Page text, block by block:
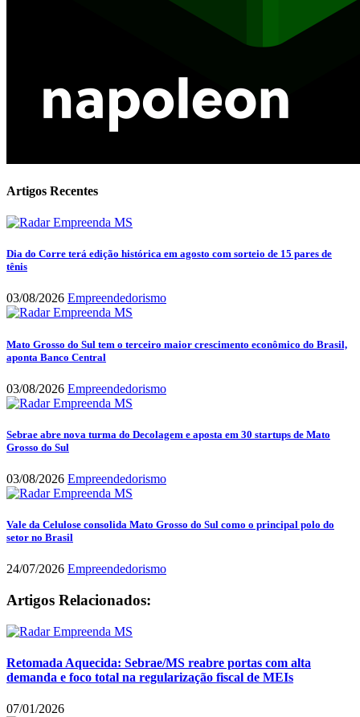
Artigos Recentes
Dia do Corre terá edição histórica em agosto com sorteio de 15 pares de
tênis
03/08/2026 Empreendedorismo
Mato Grosso do Sul tem o terceiro maior crescimento econômico do Brasil,
aponta Banco Central
03/08/2026 Empreendedorismo
Sebrae abre nova turma do Decolagem e aposta em 30 startups de Mato
Grosso do Sul
03/08/2026 Empreendedorismo
Vale da Celulose consolida Mato Grosso do Sul como o principal polo do
setor no Brasil
24/07/2026 Empreendedorismo
Artigos Relacionados:
Retomada Aquecida: Sebrae/MS reabre portas com alta
demanda e foco total na regularização fiscal de MEIs
07/01/2026